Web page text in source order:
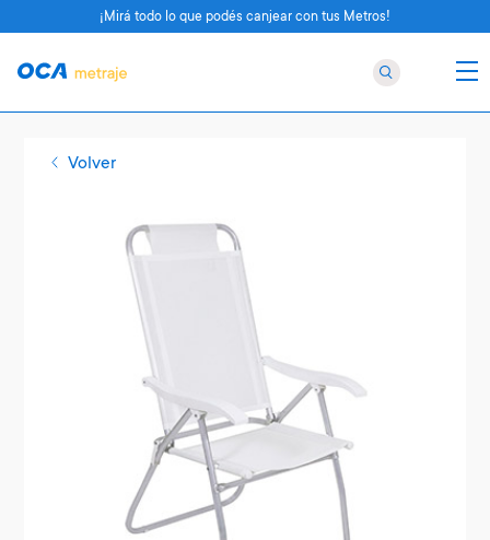
Volver
¡Mirá todo lo que podés canjear con tus Metros!